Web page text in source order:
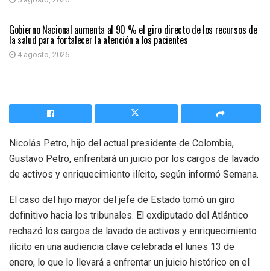
PAÍS
Gobierno Nacional aumenta al 90 % el giro directo de los recursos de
la salud para fortalecer la atención a los pacientes
4 agosto, 2026
Nicolás Petro, hijo del actual presidente de Colombia,
Gustavo Petro, enfrentará un juicio por los cargos de lavado
de activos y enriquecimiento ilícito, según informó Semana.
El caso del hijo mayor del jefe de Estado tomó un giro
definitivo hacia los tribunales. El exdiputado del Atlántico
rechazó los cargos de lavado de activos y enriquecimiento
ilícito en una audiencia clave celebrada el lunes 13 de
enero, lo que lo llevará a enfrentar un juicio histórico en el